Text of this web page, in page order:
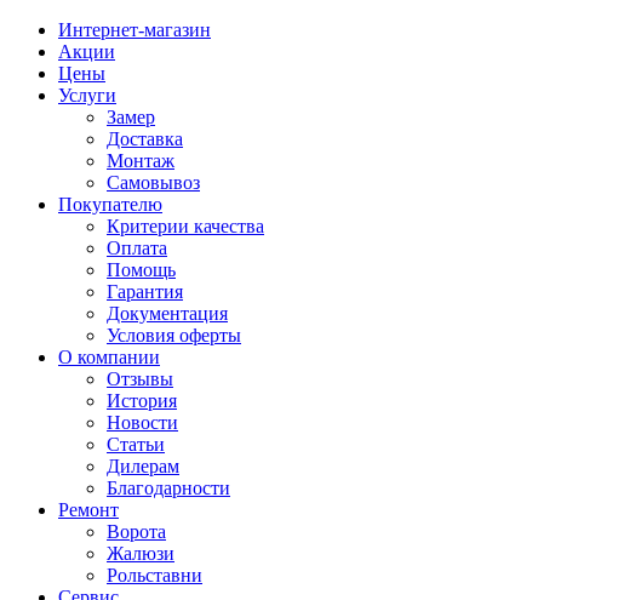
Интернет-магазин
Акции
Цены
Услуги
Замер
Доставка
Монтаж
Самовывоз
Покупателю
Критерии качества
Оплата
Помощь
Гарантия
Документация
Условия оферты
О компании
Отзывы
История
Новости
Статьи
Дилерам
Благодарности
Ремонт
Ворота
Жалюзи
Рольставни